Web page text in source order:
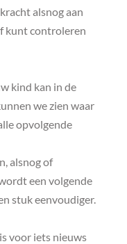
alsnog aan
kunt controleren
kind kan in de
we zien waar
opvolgende
alsnog of
een volgende
stuk eenvoudiger.
voor iets nieuws